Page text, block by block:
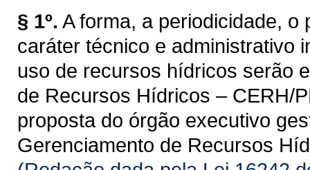
§ 1º. A forma, a periodicidade,
caráter técnico e administrativo
uso de recursos hídricos serão
de Recursos Hídricos – CERH/
proposta do órgão executivo
Gerenciamento de Recursos